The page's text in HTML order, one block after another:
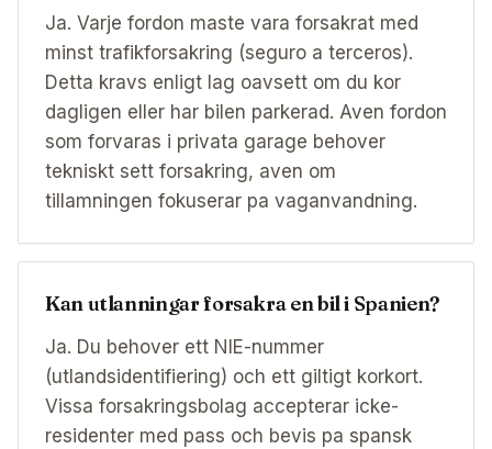
Ja. Varje fordon maste vara forsakrat med
minst trafikforsakring (seguro a terceros).
Detta kravs enligt lag oavsett om du kor
dagligen eller har bilen parkerad. Aven fordon
som forvaras i privata garage behover
tekniskt sett forsakring, aven om
tillamningen fokuserar pa vaganvandning.
Kan utlanningar forsakra en bil i Spanien?
Ja. Du behover ett NIE-nummer
(utlandsidentifiering) och ett giltigt korkort.
Vissa forsakringsbolag accepterar icke-
residenter med pass och bevis pa spansk